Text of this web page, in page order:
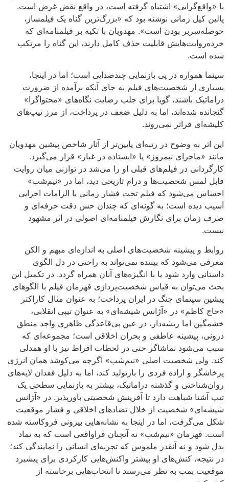
با «واقع‌گرایی» اشتباه گرفته است، در واقع نقض غرض است.
پالین کیل زمانی نوشته بود که «بزرگ‌ترین گناه یک فیلمساز،
حوصله‌سربر بودن است». مهدویان با تکیه بر فیلمنامه‌ای که
خرده‌روایت‌هایش قابلیت حذف کامل دارند، این گناه را مرتکب
شده است.
سینما همواره در پی بازنمایی چندصدایی است؛ اما در اینجا،
بسیاری از شخصیت‌های فیلم به جای آنکه برآمده از ضرورت
دراماتیک باشند، گویا برای جلب رضایت نگاه‌های «محتواگرا»
گنجانده شده‌اند، اما به دلیل ضعف در پرداخت، از مرز تیپ‌های
کلیشه‌ای فراتر نمی‌روند.
این اثر به وضوح در رتبه‌ای پایین‌تر از آثار شاخص پیشین مهدویان
مانند «ماجرای نیمروز» یا «ایستاده در غبار» قرار می‌گیرد.
کارگردانی در فیلم‌های قبلی او را می‌شد در توازنی میان روایت
قابل لمس شخصیت‌ها و درام تاریخی دید، اما در «نیم‌شب»
احساس می‌شود که فیلم تحت فشار زمانی یا الزامات اجرایی
آسیب دیده است؛ به گونه‌ای که چندان حس دقت حرفه‌ای و
صرف زمان برای نگارش فیلمنامه‌ای اصولی در اثر مشهود
نیست.
روابط و پیشینه شخصیت‌های اصلی به اندازه‌ای مبهم و الکن
معرفی می‌شود که بیننده نمی‌تواند به راحتی در دل الگوی
داستانی وارد شود یا با انگیزه‌های آنان همراه گردد. در تکمیل این
بحث می‌توان به قیاس شخصیت‌پردازی قهرمان فیلم با الگوهای
پیشین سینمای جنگ در ایران پرداخت؛ به عنوان مثال کاراکتر
«حاج کاظم» در «آژانس شیشه‌ای» به عنوان تیپی انقلابی،
خشمگین اما ریشه‌دار، در عین بی‌قاعدگی ظاهری واجد منطق
درونی، پیشینه عاطفی و بحران اخلاقی است؛ مجموعه‌ای که
سبب می‌شود تماشاگر حتی در لحظات افراط نیز با او همدلی
کند. ولی شخصیت اصلی «نیم‌شب» اگرچه می‌کوشد همان انرژی
پرخاشگر و اراده فردی را بازتولید کند، اما به دلیل فقدان لایه‌های
روان‌شناختی و گذشته دراماتیک، بیشتر به بازنمایی سطحی یک
تیپ آشنا شباهت دارد تا آفرینش شخصیتی باورپذیر. در «آژانس
شیشه‌ای» شخصیت از خلال تضادهای اخلاقی و فشار موقعیت
شکل می‌گرفت، اما در اینجا به نشانه‌هایی بیرونی فروکاسته شده
است. قهرمان «نیم‌شب» نه آنچنان فراواقعی است که به نماد
بدل شود و نه آنقدر ملموس که تجربه‌ای انسانی را نمایندگی کند؛
در نتیجه، کنش‌های او بیشتر واکنش‌هایی کارکردی برای پیشبرد
موقعیت بمب به نظر می‌رسند تا انتخاب‌هایی برخاسته از